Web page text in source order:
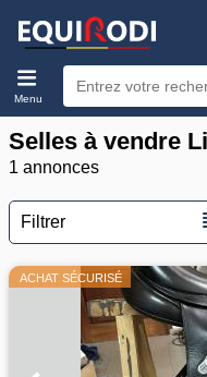
Menu
Selles à vendre
1 annonces
Filtrer
ACHAT SÉCURISÉ